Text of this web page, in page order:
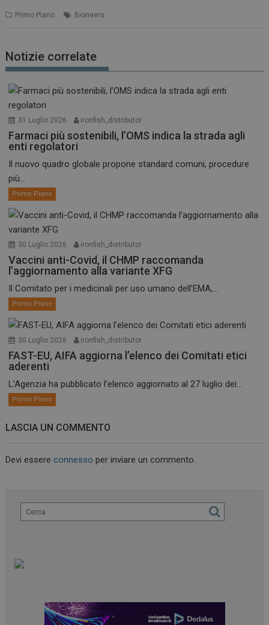
Primo Piano Bioneers
Notizie correlate
31 Luglio 2026 ironfish_distributor
Farmaci più sostenibili, l’OMS indica la strada agli
enti regolatori
Il nuovo quadro globale propone standard comuni, procedure
più...
Primo Piano
30 Luglio 2026 ironfish_distributor
Vaccini anti-Covid, il CHMP raccomanda
l’aggiornamento alla variante XFG
Il Comitato per i medicinali per uso umano dell’EMA,...
Primo Piano
30 Luglio 2026 ironfish_distributor
FAST-EU, AIFA aggiorna l’elenco dei Comitati etici
aderenti
L’Agenzia ha pubblicato l’elenco aggiornato al 27 luglio dei...
Primo Piano
LASCIA UN COMMENTO
Devi essereconnesso per inviare un commento.
navigazione sulle pagine e l'accesso alle aree
funzionare correttamente senza questi cookie.